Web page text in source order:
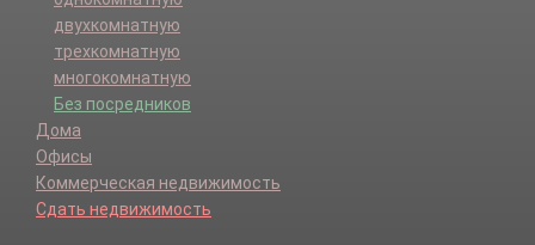
двухкомнатную
трехкомнатную
многокомнатную
Без посредников
Дома
Офисы
Коммерческая недвижимость
Сдать недвижимость